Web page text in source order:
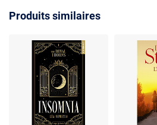
Produits similaires